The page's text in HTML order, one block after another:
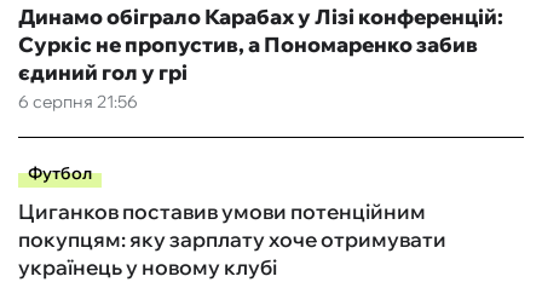
6 серпня 21:56
Динамо обіграло Карабах у Лізі конференцій:
Суркіс не пропустив, а Пономаренко забив
єдиний гол у грі
Футбол
Циганков поставив умови потенційним
покупцям: яку зарплату хоче отримувати
українець у новому клубі